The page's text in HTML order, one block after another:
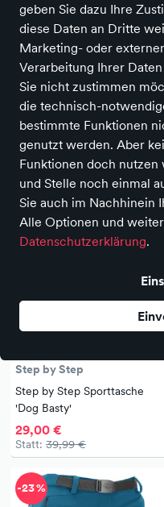
geben Sie dazu Ihre
diese Daten an Dritte
Marketing- oder
Verarbeitung Ihrer
Sie nicht zustimmen
die technisch-
bestimmte Funktionen
genutzt werden. Aber
Funktionen doch
und Stelle noch einmal
Sie auch im Nachhinein
Alle Optionen und
Datenschutzerklärung.
Marken Farbe
Alle
Sales
5.674 Produkte
Step by Step
Step by Step Sporttasche
'Dog Basty'
29,00 €
Statt: 39,99 €
-27 %
-23 %